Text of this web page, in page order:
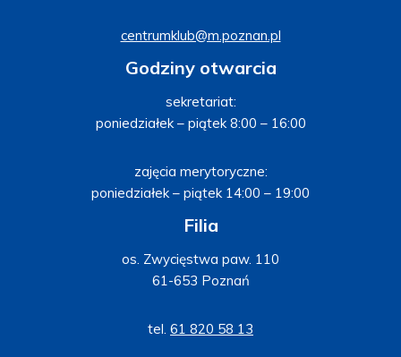
centrumklub@m.poznan.pl
Godziny otwarcia
sekretariat:
poniedziałek – piątek 8:00 – 16:00
zajęcia merytoryczne:
poniedziałek – piątek 14:00 – 19:00
Filia
os. Zwycięstwa paw. 110
61-653 Poznań
tel. 61 820 58 13